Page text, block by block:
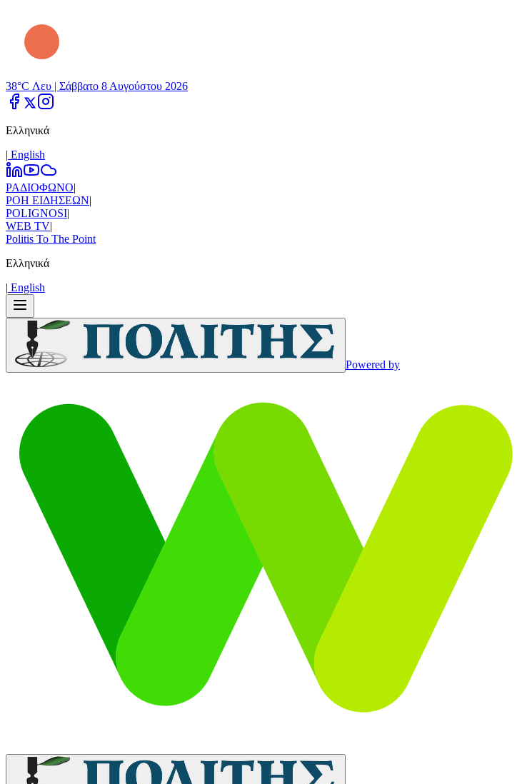
38°C Λευ | Σάββατο 8 Αυγούστου 2026
Ελληνικά
| Εnglish
ΡΑΔΙΟΦΩΝΟ|
ΡΟΗ ΕΙΔΗΣΕΩΝ|
POLIGNOSI|
WEB TV|
Politis To The Point
Ελληνικά
| Εnglish
Powered by